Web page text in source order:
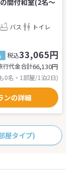
間付和室(2名～
バス
トイレ
税込33,065円
行代金合計66,130円
0名・1部屋/1泊2日)
ンの詳細
屋タイプ)